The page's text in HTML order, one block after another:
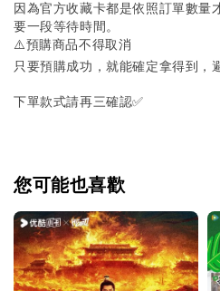
因為官方收藏卡都是依照訂單數量
要一段等待時間。
⚠️預購商品不得取消
只要預購成功，就能確定拿得到，
下單款式請再三確認✅
您可能也喜歡